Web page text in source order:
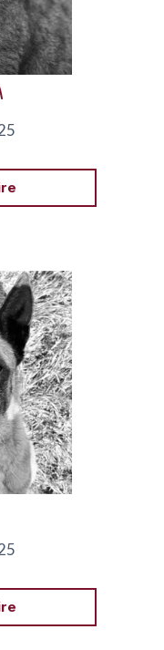
de sa MICI.
ans, avait rejoint
maître. Hug était
dans
l’ont aidé à